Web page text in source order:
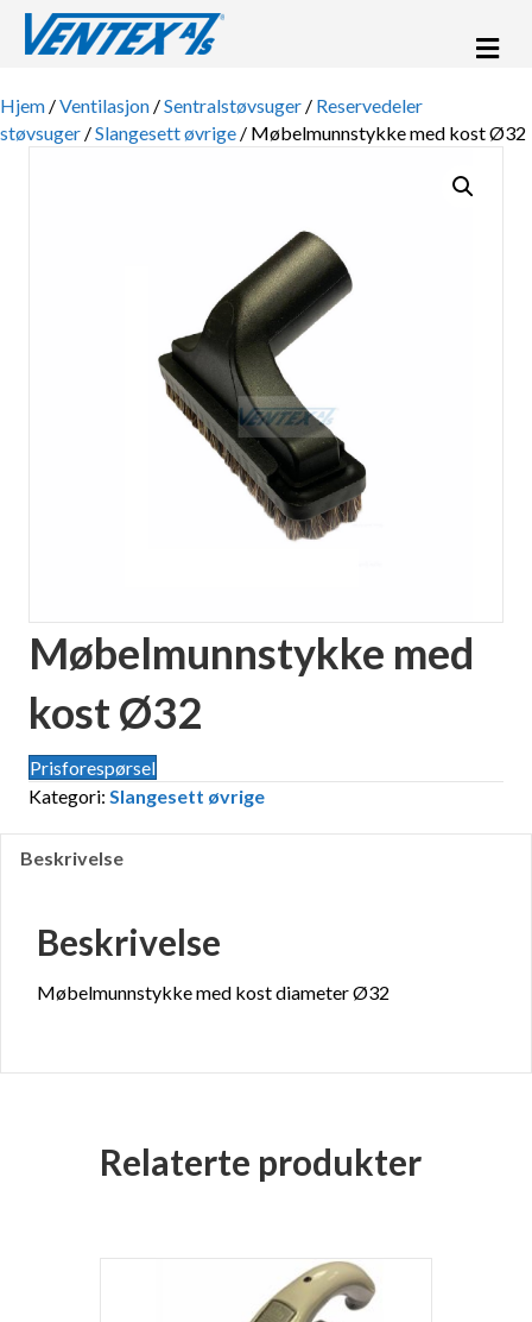
Hjem /Ventilasjon /Sentralstøvsuger / Reservedeler
støvsuger /Slangesett øvrige / Møbelmunnstykke med kost Ø32
Møbelmunnstykke med
kost Ø32
Prisforespørsel
Kategori: Slangesett øvrige
Beskrivelse
Beskrivelse
Møbelmunnstykke med kost diameter Ø32
Relaterte produkter